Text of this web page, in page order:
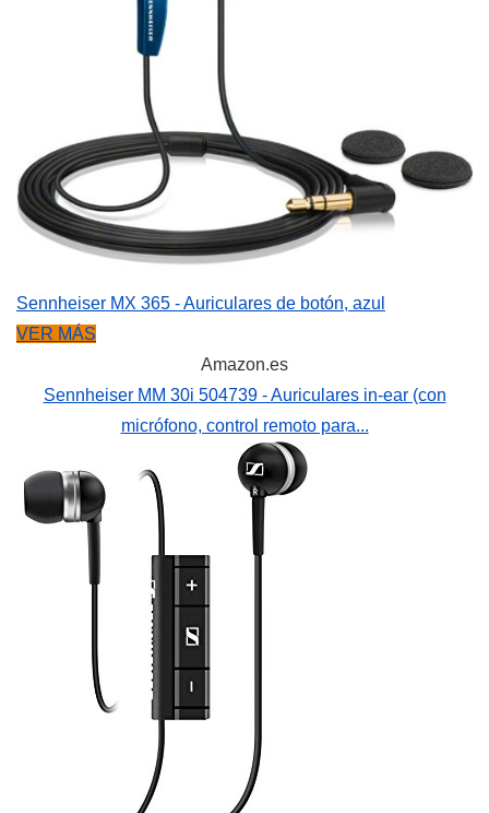
Sennheiser MX 365 - Auriculares de botón, azul
VER MÁS
Amazon.es
Sennheiser MM 30i 504739 - Auriculares in-ear (con
micrófono, control remoto para...